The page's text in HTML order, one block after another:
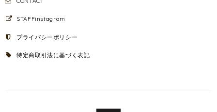
STAFFinstagram
プライバシーポリシー
特定商取引法に基づく表記